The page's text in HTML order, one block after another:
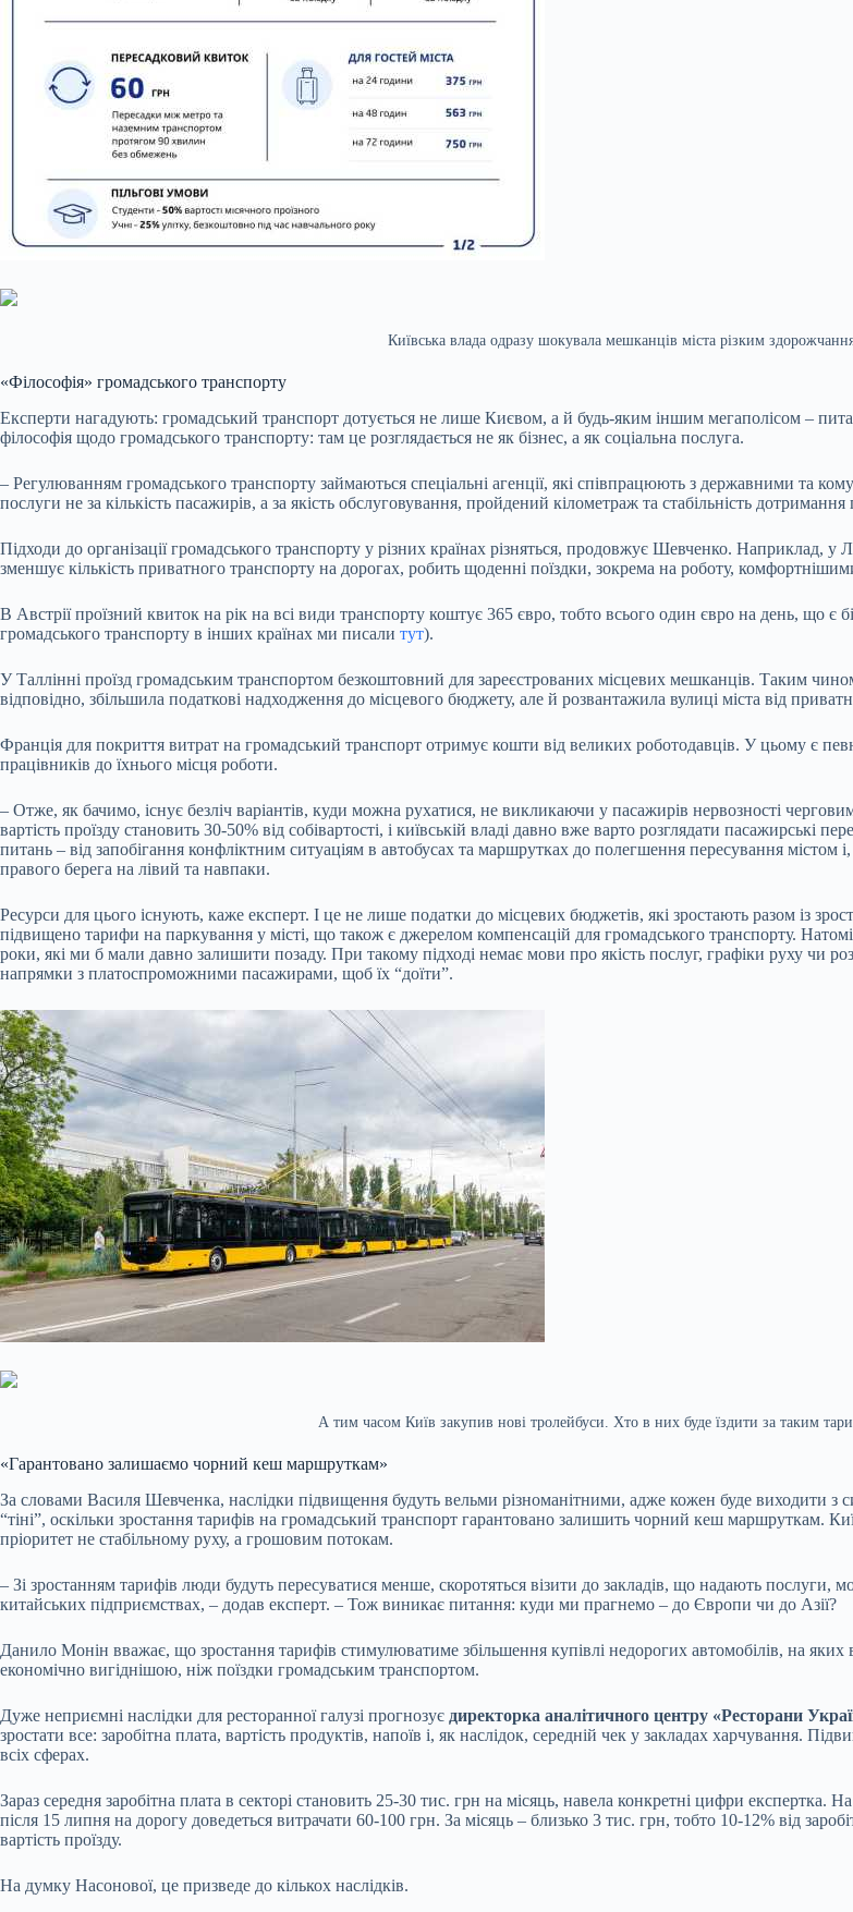
Київська влада одразу шокувала мешканців міста різким
«Філософія» громадського транспорту
Експерти нагадують: громадський транспорт дотується не лише Києвом, а й будь-яким іншим мегаполісом –
філософія щодо громадського транспорту: там це розглядається не як бізнес, а як соціальна послуга.
– Регулюванням громадського транспорту займаються спеціальні агенції, які співпрацюють з державними та
послуги не за кількість пасажирів, а за якість обслуговування, пройдений кілометраж та стабільність дотримання
Підходи до організації громадського транспорту у різних країнах різняться, продовжує Шевченко. Наприклад,
зменшує кількість приватного транспорту на дорогах, робить щоденні поїздки, зокрема на роботу,
В Австрії проїзний квиток на рік на всі види транспорту коштує 365 євро, тобто всього один євро на день, що
громадського транспорту в інших країнах ми писали тут).
У Таллінні проїзд громадським транспортом безкоштовний для зареєстрованих місцевих мешканців. Таким
відповідно, збільшила податкові надходження до місцевого бюджету, але й розвантажила вулиці міста від
Франція для покриття витрат на громадський транспорт отримує кошти від великих роботодавців. У цьому є
працівників до їхнього місця роботи.
– Отже, як бачимо, існує безліч варіантів, куди можна рухатися, не викликаючи у пасажирів нервозності
вартість проїзду становить 30-50% від собівартості, і київській владі давно вже варто розглядати пасажирські
питань – від запобігання конфліктним ситуаціям в автобусах та маршрутках до полегшення пересування містом
правого берега на лівий та навпаки.
Ресурси для цього існують, каже експерт. І це не лише податки до місцевих бюджетів, які зростають разом із
підвищено тарифи на паркування у місті, що також є джерелом компенсацій для громадського транспорту.
роки, які ми б мали давно залишити позаду. При такому підході немає мови про якість послуг, графіки руху чи
напрямки з платоспроможними пасажирами, щоб їх “доїти”.
А тим часом Київ закупив нові тролейбуси. Хто в них буде їздити за таким
«Гарантовано залишаємо чорний кеш маршруткам»
За словами Василя Шевченка, наслідки підвищення будуть вельми різноманітними, адже кожен буде виходити з
“тіні”, оскільки зростання тарифів на громадський транспорт гарантовано залишить чорний кеш маршруткам.
пріоритет не стабільному руху, а грошовим потокам.
– Зі зростанням тарифів люди будуть пересуватися менше, скоротяться візити до закладів, що надають
китайських підприємствах, – додав експерт. – Тож виникає питання: куди ми прагнемо – до Європи чи до Азії?
Данило Монін вважає, що зростання тарифів стимулюватиме збільшення купівлі недорогих автомобілів, на
економічно вигіднішою, ніж поїздки громадським транспортом.
Дуже неприємні наслідки для ресторанної галузі прогнозує директорка аналітичного центру «Ресторани
зростати все: заробітна плата, вартість продуктів, напоїв і, як наслідок, середній чек у закладах харчування.
всіх сферах.
Зараз середня заробітна плата в секторі становить 25-30 тис. грн на місяць, навела конкретні цифри експертка.
після 15 липня на дорогу доведеться витрачати 60-100 грн. За місяць – близько 3 тис. грн, тобто 10-12% від
вартість проїзду.
На думку Насонової, це призведе до кількох наслідків.